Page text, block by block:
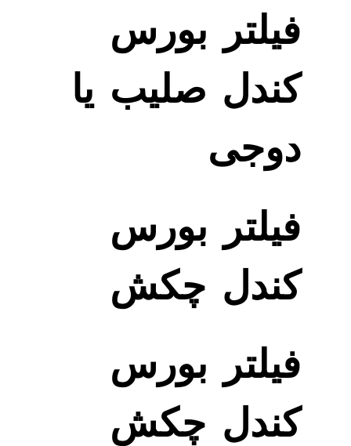
فیلتر بورس
کندل صلیب یا
دوجی
فیلتر بورس
کندل چکش
فیلتر بورس
کندل چکش